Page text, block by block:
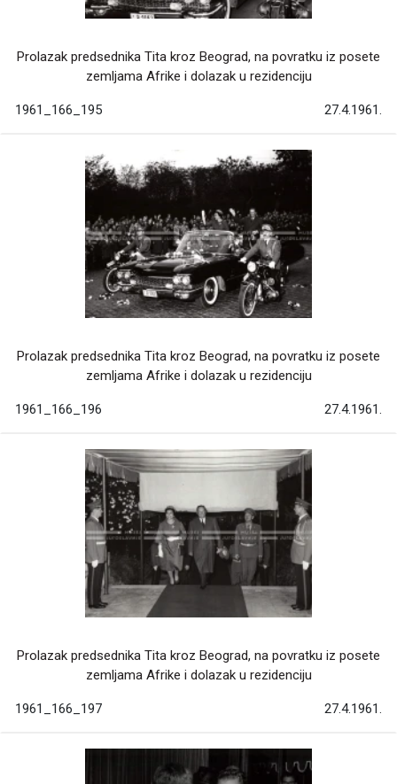
Prolazak predsednika Tita kroz Beograd, na povratku iz posete
zemljama Afrike i dolazak u rezidenciju
1961_166_195 27.4.1961.
Prolazak predsednika Tita kroz Beograd, na povratku iz posete
zemljama Afrike i dolazak u rezidenciju
1961_166_196 27.4.1961.
Prolazak predsednika Tita kroz Beograd, na povratku iz posete
zemljama Afrike i dolazak u rezidenciju
1961_166_197 27.4.1961.